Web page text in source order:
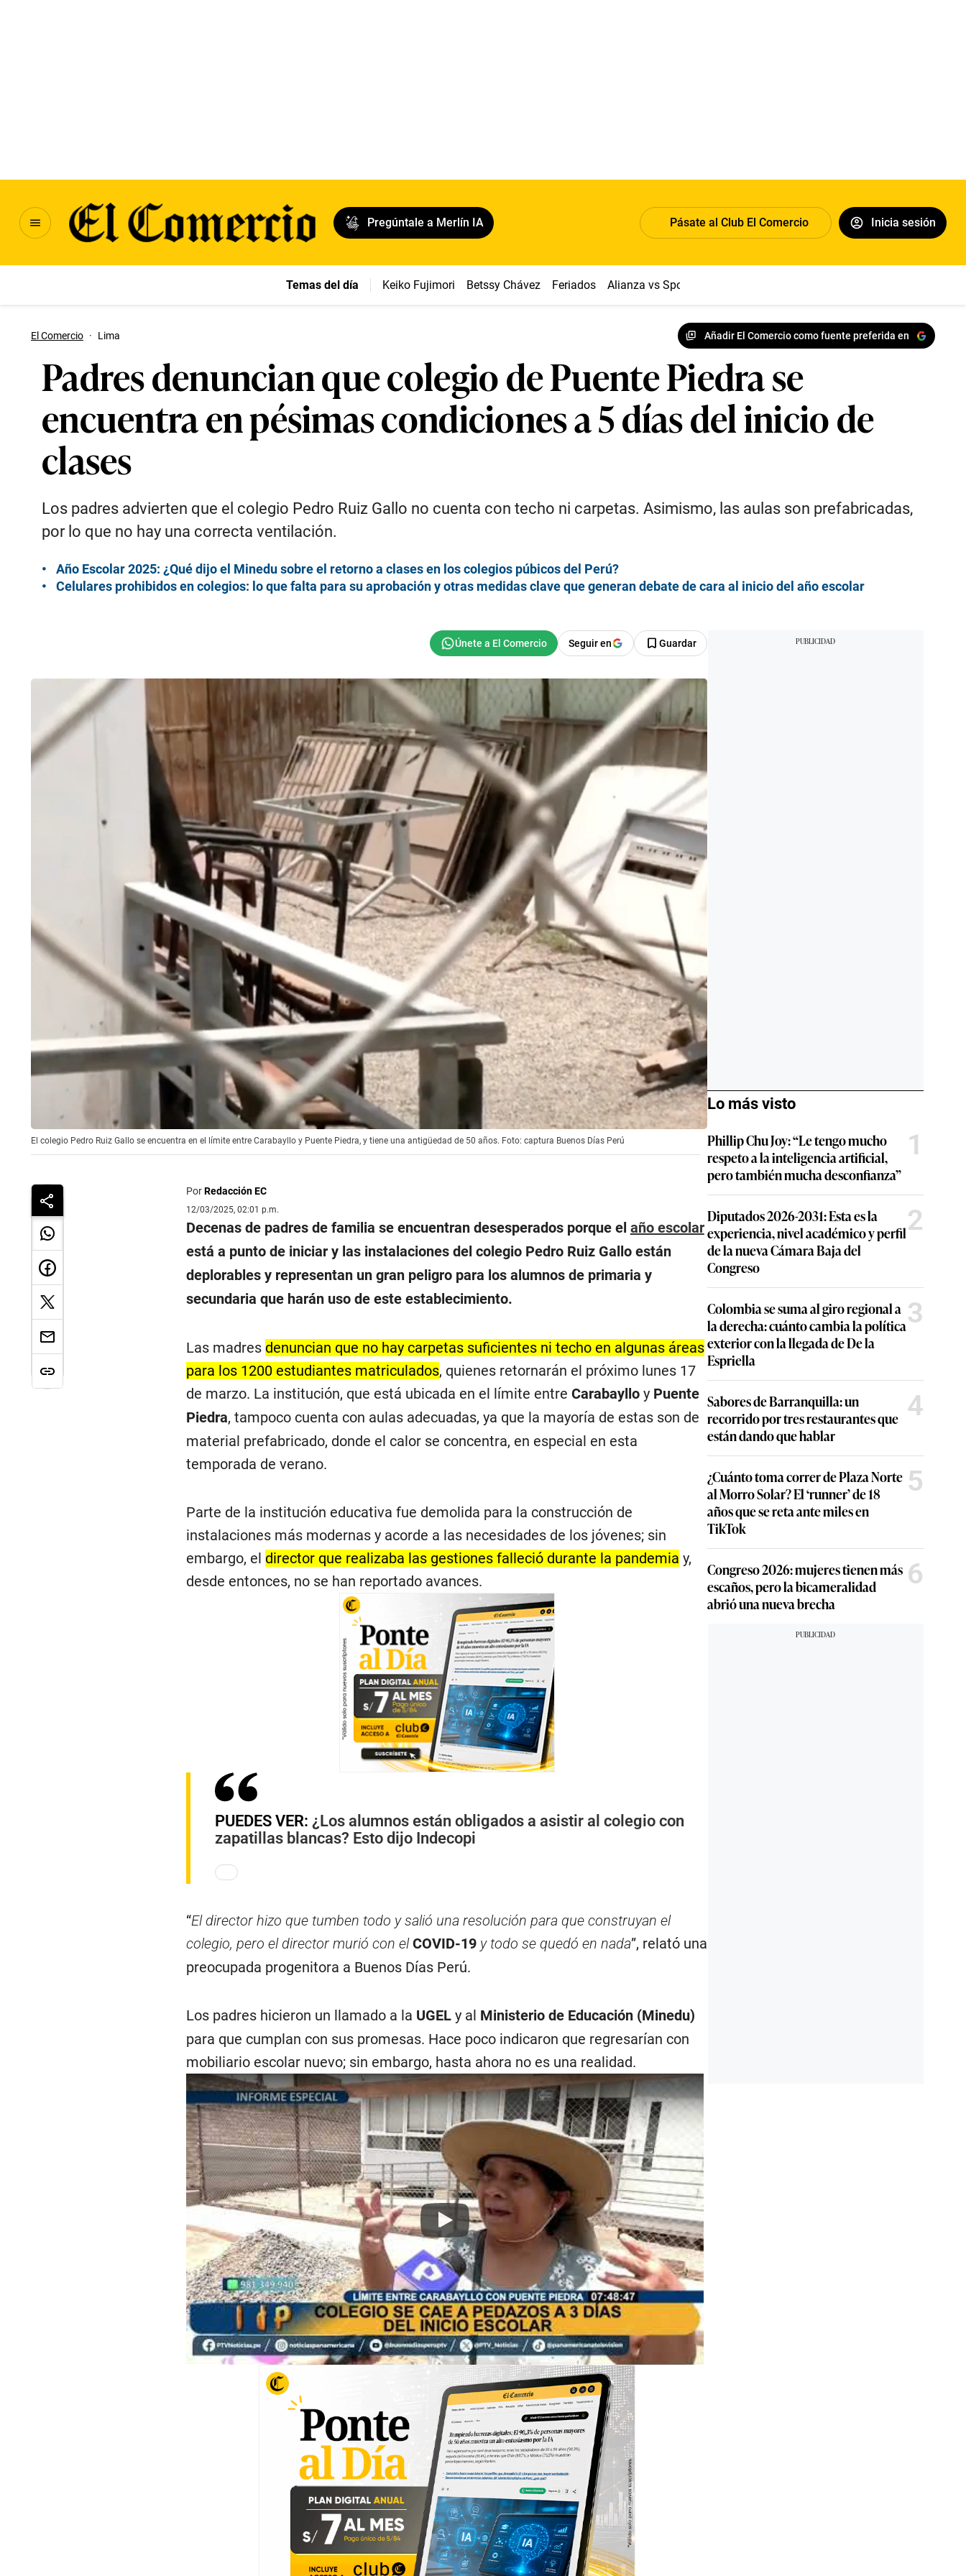
Pregúntale a Merlín IA Pásate al Club El Comercio Inicia sesión
Temas del día Keiko Fujimori Betssy Chávez Feriados Alianza vs Sport Boys
El Comercio · Lima Añadir El Comercio como fuente preferida en
Padres denuncian que colegio de Puente Piedra se
encuentra en pésimas condiciones a 5 días del inicio de
clases
Los padres advierten que el colegio Pedro Ruiz Gallo no cuenta con techo ni carpetas. Asimismo, las aulas son prefabricadas,
por lo que no hay una correcta ventilación.
Año Escolar 2025: ¿Qué dijo el Minedu sobre el retorno a clases en los colegios púbicos del Perú?
Celulares prohibidos en colegios: lo que falta para su aprobación y otras medidas clave que generan debate de cara al inicio del año escolar
Seguir en Guardar
El colegio Pedro Ruiz Gallo se encuentra en el límite entre Carabayllo y Puente Piedra, y tiene una antigüedad de 50 años. Foto: captura Buenos Días Perú
PorRedacción EC
12/03/2025, 02:01 p.m.
Decenas de padres de familia se encuentran desesperados porque el año escolar
está a punto de iniciar y las instalaciones del colegio Pedro Ruiz Gallo están
deplorables y representan un gran peligro para los alumnos de primaria y
secundaria que harán uso de este establecimiento.
Las madres denuncian que no hay carpetas suficientes ni techo en algunas áreas
para los 1200 estudiantes matriculados, quienes retornarán el próximo lunes 17
de marzo. La institución, que está ubicada en el límite entre Carabaylloy Puente
Piedra, tampoco cuenta con aulas adecuadas, ya que la mayoría de estas son de
material prefabricado, donde el calor se concentra, en especial en esta
temporada de verano.
Parte de la institución educativa fue demolida para la construcción de
instalaciones más modernas y acorde a las necesidades de los jóvenes; sin
embargo, el director que realizaba las gestiones falleció durante la pandemia y,
desde entonces, no se han reportado avances.
PUEDES VER: ¿Los alumnos están obligados a asistir al colegio con
zapatillas blancas? Esto dijo Indecopi
“El director hizo que tumben todo y salió una resolución para que construyan el
colegio, pero el director murió con elCOVID-19y todo se quedó en nada”, relató una
preocupada progenitora a Buenos Días Perú.
Los padres hicieron un llamado a la UGELy al Ministerio de Educación (Minedu)
para que cumplan con sus promesas. Hace poco indicaron que regresarían con
mobiliario escolar nuevo; sin embargo, hasta ahora no es una realidad.
Play
Lo más visto
Phillip Chu Joy: “Le tengo mucho
respeto a la inteligencia artificial,
pero también mucha desconfianza”
1
Diputados 2026-2031: Esta es la
experiencia, nivel académico y perfil
de la nueva Cámara Baja del
Congreso
2
Colombia se suma al giro regional a
la derecha: cuánto cambia la política
exterior con la llegada de De la
Espriella
3
Sabores de Barranquilla: un
recorrido por tres restaurantes que
están dando que hablar
4
¿Cuánto toma correr de Plaza Norte
al Morro Solar? El ‘runner’ de 18
años que se reta ante miles en
TikTok
5
Congreso 2026: mujeres tienen más
escaños, pero la bicameralidad
abrió una nueva brecha
6